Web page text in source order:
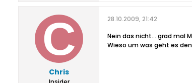
Chris
28.10.2009, 21:42
Nein das nicht... grad mal
Wieso um was geht es